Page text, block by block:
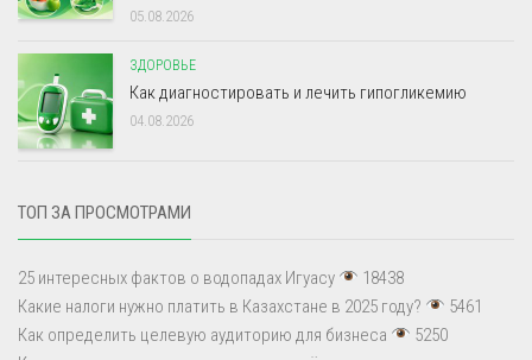
05.08.2026
ЗДОРОВЬЕ
Как диагностировать и лечить гипогликемию
04.08.2026
ТОП ЗА ПРОСМОТРАМИ
25 интересных фактов о водопадах Игуасу
18438
Какие налоги нужно платить в Казахстане в 2025 году?
5461
Как определить целевую аудиторию для бизнеса
5250